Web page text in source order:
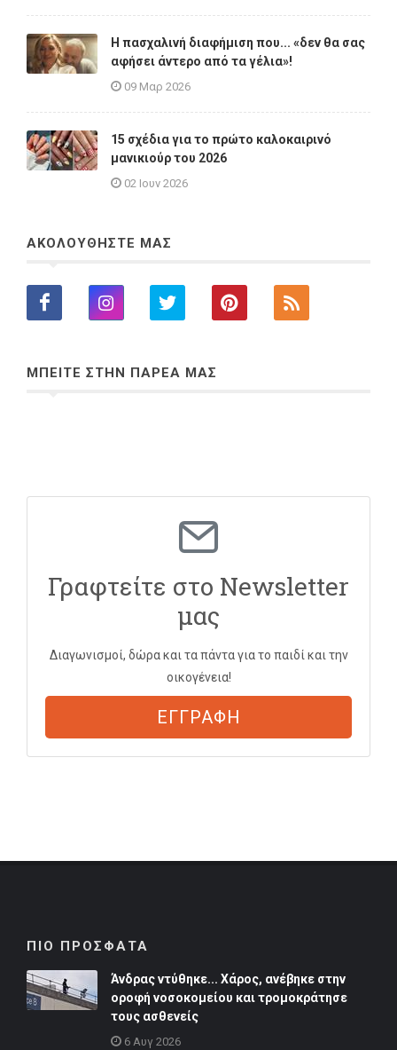
Η πασχαλινή διαφήμιση που... «δεν θα σας
αφήσει άντερο από τα γέλια»!
09 Μαρ 2026
15 σχέδια για το πρώτο καλοκαιρινό
μανικιούρ του 2026
02 Ιουν 2026
ΑΚΟΛΟΥΘΗΣΤΕ ΜΑΣ
ΜΠΕΙΤΕ ΣΤΗΝ ΠΑΡΕΑ ΜΑΣ
Γραφτείτε στο Newsletter
μας
Διαγωνισμοί, δώρα και τα πάντα για το παιδί και την
οικογένεια!
ΕΓΓΡΑΦΗ
ΠΙΟ ΠΡΟΣΦΑΤΑ
Άνδρας ντύθηκε... Χάρος, ανέβηκε στην
οροφή νοσοκομείου και τρομοκράτησε
τους ασθενείς
6 Αυγ 2026